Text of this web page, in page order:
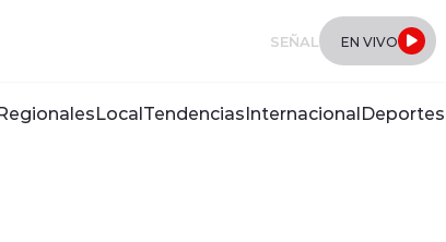
SEÑAL EN VIVO
LocalTendenciasInternacionalDeportes